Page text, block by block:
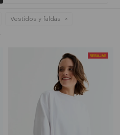
Vestidos y faldas